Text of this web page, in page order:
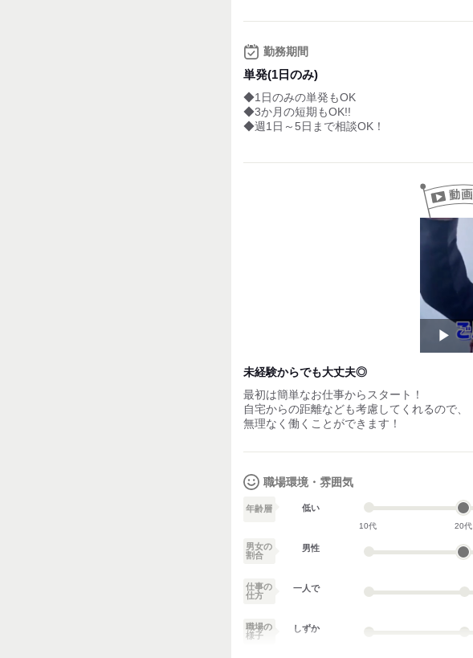
◇給与手渡しあり
◇資格手当あり
※しっかり稼ぎたいフリーターの方
時給1,300円×8時間勤務×月25日勤務
月収26万円
勤務期間
単発(1日のみ)
◆1日のみの単発もOK
◆3か月の短期もOK!!
◆週1日～5日まで相談OK！
Play
未経験からでも大丈夫◎
最初は簡単なお仕事からスタート！
自宅からの距離なども考慮してくれるので、
無理なく働くことができます！
職場環境・雰囲気
年齢層 低い
10代 20代
男女の
割合
男性
仕事の
仕方
一人で
職場の
様子
しずか